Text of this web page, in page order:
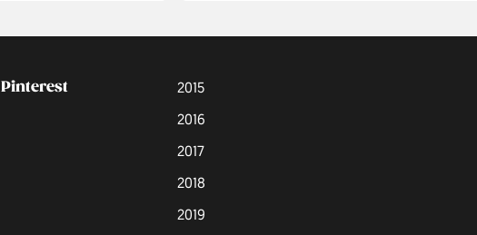
Social
Pinterest
2015
2016
2017
2018
2019